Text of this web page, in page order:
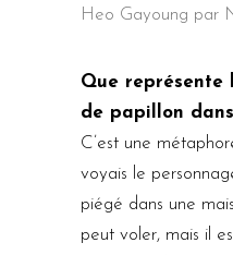
Heo Gayoung par
Que représente
de papillon
C’est une
voyais le
piégé dans une
peut voler, mais il